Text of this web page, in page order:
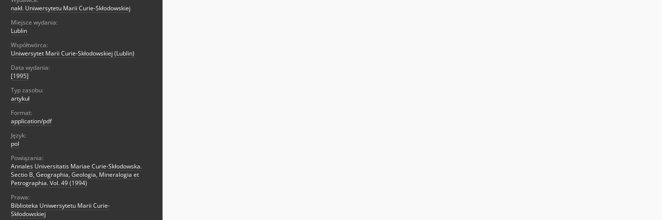
nakł. Uniwersytetu Marii Curie-Skłodowskiej
Miejsce wydania:
Lublin
Współtwórca:
Uniwersytet Marii Curie-Skłodowskiej (Lublin)
Data wydania:
[1995]
Typ zasobu:
artykuł
Format:
application/pdf
Język:
pol
Powiązania:
Annales Universitatis Mariae Curie-Skłodowska.
Sectio B, Geographia, Geologia, Mineralogia et
Petrographia. Vol. 49 (1994)
Prawa:
Biblioteka Uniwersytetu Marii Curie-
Skłodowskiej